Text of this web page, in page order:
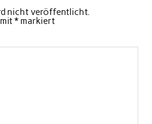
nicht veröffentlicht.
*markiert